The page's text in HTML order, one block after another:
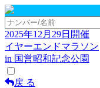
2025年12月29日開催
イヤーエンドマラソン
in 国営昭和記念公園
戻 る